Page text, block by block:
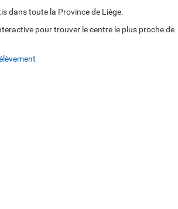
dans toute la Province de Liège.
pour trouver le centre le plus proche de